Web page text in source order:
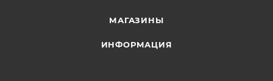
МАГАЗИНЫ
ИНФОРМАЦИЯ